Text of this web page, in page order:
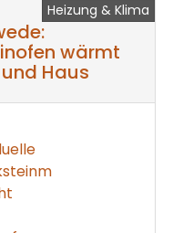
Heizung & Klima
wärmt
Haus